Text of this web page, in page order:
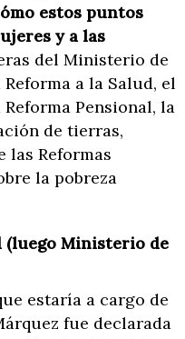
estos puntos
y a las
del Ministerio de
a la Salud, el
Pensional, la
de tierras,
las Reformas
la pobreza
Ministerio de
estaría a cargo de
fue declarada